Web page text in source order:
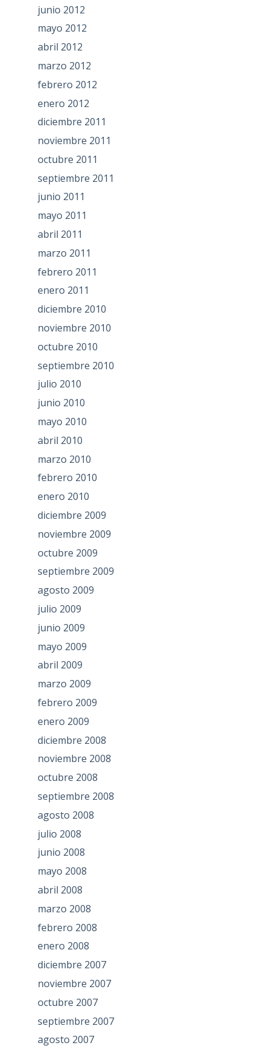
junio 2012
mayo 2012
abril 2012
marzo 2012
febrero 2012
enero 2012
diciembre 2011
noviembre 2011
octubre 2011
septiembre 2011
junio 2011
mayo 2011
abril 2011
marzo 2011
febrero 2011
enero 2011
diciembre 2010
noviembre 2010
octubre 2010
septiembre 2010
julio 2010
junio 2010
mayo 2010
abril 2010
marzo 2010
febrero 2010
enero 2010
diciembre 2009
noviembre 2009
octubre 2009
septiembre 2009
agosto 2009
julio 2009
junio 2009
mayo 2009
abril 2009
marzo 2009
febrero 2009
enero 2009
diciembre 2008
noviembre 2008
octubre 2008
septiembre 2008
agosto 2008
julio 2008
junio 2008
mayo 2008
abril 2008
marzo 2008
febrero 2008
enero 2008
diciembre 2007
noviembre 2007
octubre 2007
septiembre 2007
agosto 2007